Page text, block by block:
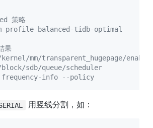
策略
profile balanced-tidb-optimal
果
mm/transparent_hugepage/
sdb/queue/scheduler
frequency-info --policy
用竖线分割，如：